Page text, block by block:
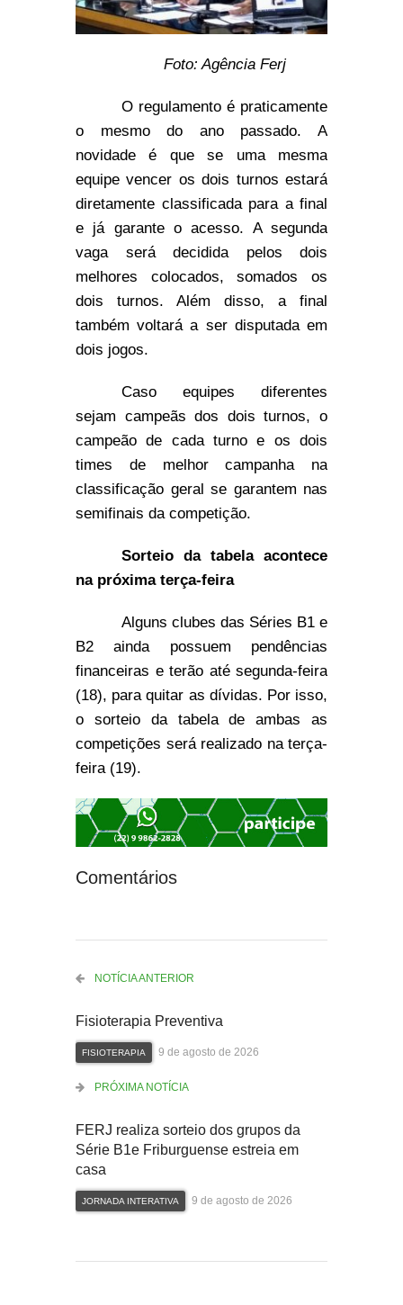
Foto: Agência Ferj
O regulamento é praticamente
o mesmo do ano passado. A
novidade é que se uma mesma
equipe vencer os dois turnos estará
diretamente classificada para a final
e já garante o acesso. A segunda
vaga será decidida pelos dois
melhores colocados, somados os
dois turnos. Além disso, a final
também voltará a ser disputada em
dois jogos.
Caso equipes diferentes
sejam campeãs dos dois turnos, o
campeão de cada turno e os dois
times de melhor campanha na
classificação geral se garantem nas
semifinais da competição.
Sorteio da tabela acontece
na próxima terça-feira
Alguns clubes das Séries B1 e
B2 ainda possuem pendências
financeiras e terão até segunda-feira
(18), para quitar as dívidas. Por isso,
o sorteio da tabela de ambas as
competições será realizado na terça-
feira (19).
Comentários
NOTÍCIA ANTERIOR
Fisioterapia Preventiva
FISIOTERAPIA 9 de agosto de 2026
PRÓXIMA NOTÍCIA
FERJ realiza sorteio dos grupos da
Série B1e Friburguense estreia em
casa
JORNADA INTERATIVA 9 de agosto de 2026